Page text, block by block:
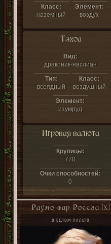
Класс:
наземный
Элемент:
воздух
Тэхоа
Вид:
драконик-наслиан
Тип:
всеядный
Класс:
воздушный
Элемент:
изумруд
Игровая валюта
Крупицы:
770
Очки способностей:
0
Раумо фар Россэа [X]
В БЕЛОМ ПАЛЬТО